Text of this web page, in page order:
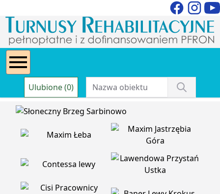
Ulubione (0)